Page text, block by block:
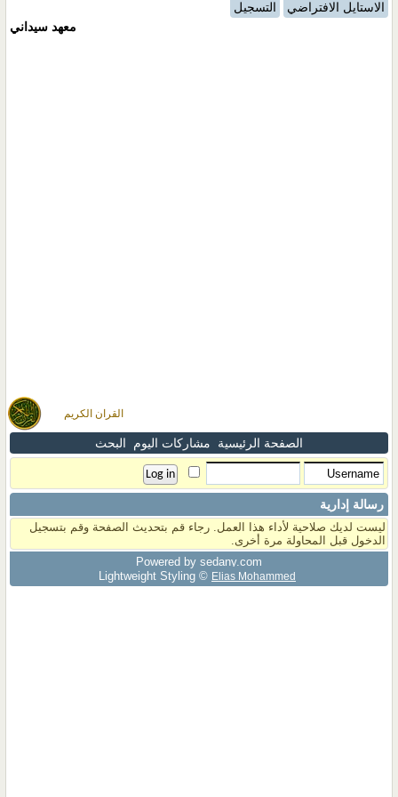
القران الكريم
الاستايل الافتراضي
التسجيل
معهد سيداني
الصفحة الرئيسية مشاركات اليوم البحث
رسالة إدارية
ليست لديك صلاحية لأداء هذا العمل. رجاء قم بتحديث الصفحة وقم بتسجيل
الدخول قبل المحاولة مرة أخرى.
Powered by sedany.com
Lightweight Styling © Elias Mohammed